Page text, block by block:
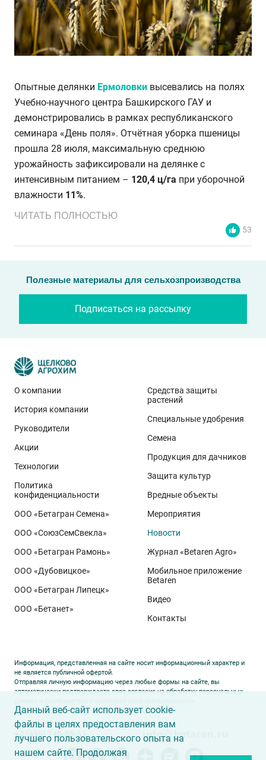
Опытные делянки Ермоловки высевались на полях
Учебно-научного центра Башкирского ГАУ и
демонстрировались в рамках республиканского
семинара «День поля». Отчётная уборка пшеницы
прошла 28 июля, максимальную среднюю
урожайность зафиксировали на делянке с
интенсивным питанием – 120,4 ц/га при уборочной
влажности 11%.
Эти результаты особенно показательны для
условий Приволжского федерального округа. Они
демонстрируют, что потенциал интенсивного сорта
реализуется при грамотном управлении
технологией: сбалансированном минеральном
питании, эффективной защите растений и точном
относится к новому поколению сортов орловского
биотипа озимой пшеницы. Это достижение
департамента селекции и семеноводства «Щёлково
Агрохим». Ей принадлежит рекорд
полученный в Орловской области в 2025 году.
Ермоловка максимально отзывчива на приёмы
интенсификации. Внесена в Государственный реестр
массивный поникающий колос и высокая
озернённость – до50–80
30у традиционных сортов. Именно такая
архитектура растения позволяет эффективно
использовать высокий агрофон и формировать
урожай, недостижимый для прежних селекционных
образцов.
ЧИТАТЬ ПОЛНОСТЬЮ
53
Полезные материалы для сельхозпроизводства
Подписаться на рассылку
О компании
История компании
Руководители
Акции
Технологии
Политика
конфиденциальности
ООО «Бетагран Семена»
ООО «СоюзСемСвекла»
ООО «Бетагран Рамонь»
ООО «Дубовицкое»
ООО «Бетагран Липецк»
ООО «Бетанет»
Средства защиты
растений
Специальные удобрения
Семена
Продукция для дачников
Защита культур
Вредные объекты
Мероприятия
Новости
Журнал «Betaren Agro»
Мобильное приложение
Betaren
Видео
Контакты
Информация, представленная на сайте носит информационный характер и
не является публичной офертой.
Отправляя личную информацию через любые формы на сайте, вы
автоматически подтверждаете свое согласие на обработку персональных
info@betaren.ru
Данный веб-сайт использует cookie-
файлы в целях предоставления вам
лучшего пользовательского опыта на
нашем сайте. Продолжая